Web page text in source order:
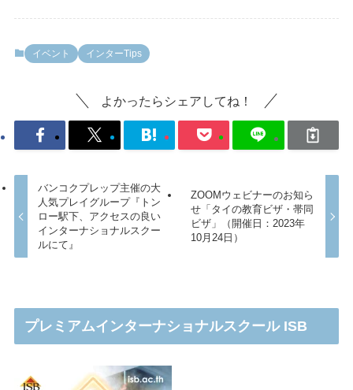
イベント インターTips
よかったらシェアしてね！
バンコクプレップ主催の大
人気プレイグループ『トン
ロー駅下、アクセスの良い
インターナショナルスクー
ルにて』
ZOOMウェビナーのお知ら
せ「タイの教育ビザ・帯同
ビザ」（開催日：2023年
10月24日）
プレミアムインターナショナルスクール ISB